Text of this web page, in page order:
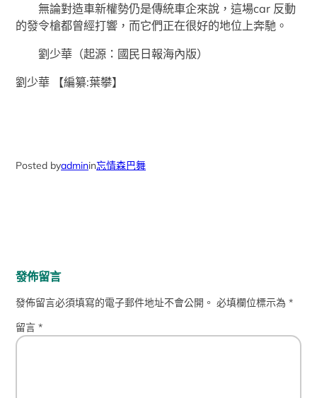
無論對造車新權勢仍是傳統車企來說，這場car 反動
的發令槍都曾經打響，而它們正在很好的地位上奔馳。
劉少華（起源：國民日報海內版）
劉少華 【編纂:葉攀】
Posted byadminin忘情森巴舞
發佈留言
發佈留言必須填寫的電子郵件地址不會公開。 必填欄位標示為*
留言*